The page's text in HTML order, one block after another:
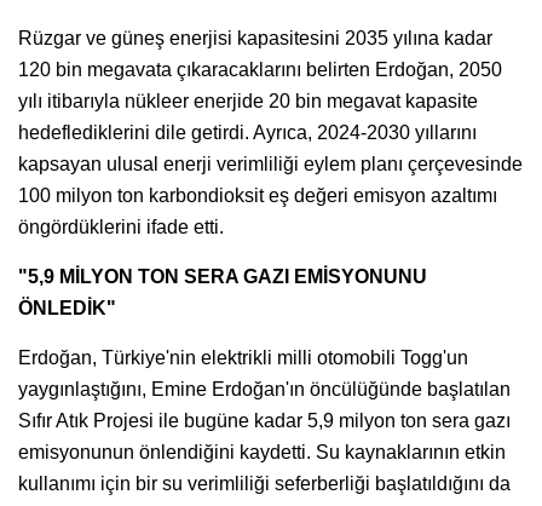
Rüzgar ve güneş enerjisi kapasitesini 2035 yılına kadar
120 bin megavata çıkaracaklarını belirten Erdoğan, 2050
yılı itibarıyla nükleer enerjide 20 bin megavat kapasite
hedeflediklerini dile getirdi. Ayrıca, 2024-2030 yıllarını
kapsayan ulusal enerji verimliliği eylem planı çerçevesinde
100 milyon ton karbondioksit eş değeri emisyon azaltımı
öngördüklerini ifade etti.
"5,9 MİLYON TON SERA GAZI EMİSYONUNU
ÖNLEDİK"
Erdoğan, Türkiye'nin elektrikli milli otomobili Togg'un
yaygınlaştığını, Emine Erdoğan'ın öncülüğünde başlatılan
Sıfır Atık Projesi ile bugüne kadar 5,9 milyon ton sera gazı
emisyonunun önlendiğini kaydetti. Su kaynaklarının etkin
kullanımı için bir su verimliliği seferberliği başlatıldığını da